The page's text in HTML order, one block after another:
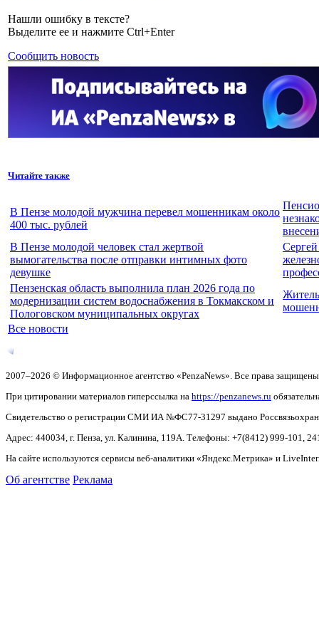
Нашли ошибку в тексте?
Выделите ее и нажмите Ctrl+Enter
Сообщить новость
Читайте также
В Пензе молодой мужчина перевел мошенникам около
400 тыс. рублей
В Пензе молодой человек стал жертвой
вымогательства после отправки интимных фото
девушке
Пензенская область выполнила план 2026 года по
модернизации систем водоснабжения в Токмакском и
Пологовском муниципальных округах
Все новости
2007–2026 © Информационное агентство «PenzaNews». Все права
При цитировании материалов гиперссылка на https://penzanews.ru
Свидетельство о регистрации СМИ ИА №ФС77-31297 выдано
Адрес: 440034, г. Пенза, ул. Калинина, 119А. Телефоны: +7(8412) 999-101,
На сайте используются сервисы веб-аналитики «Яндекс.Метрика» и
Об агентстве Реклама